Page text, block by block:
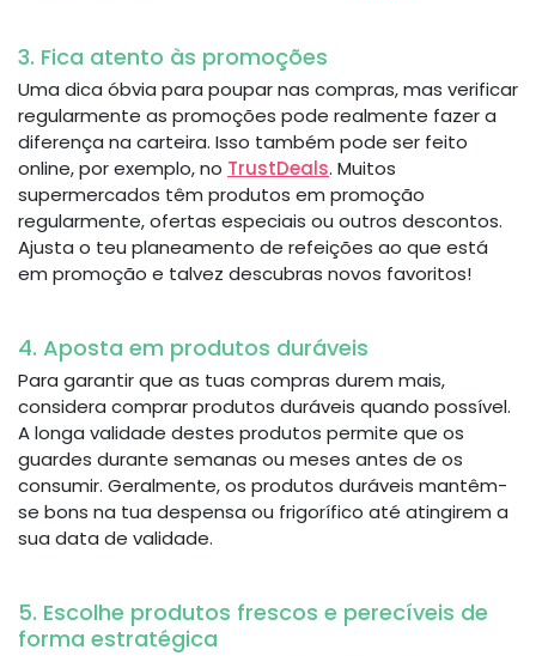
3. Fica atento às promoções
Uma dica óbvia para poupar nas compras, mas verificar
regularmente as promoções pode realmente fazer a
diferença na carteira. Isso também pode ser feito
online, por exemplo, no TrustDeals. Muitos
supermercados têm produtos em promoção
regularmente, ofertas especiais ou outros descontos.
Ajusta o teu planeamento de refeições ao que está
em promoção e talvez descubras novos favoritos!
4. Aposta em produtos duráveis
Para garantir que as tuas compras durem mais,
considera comprar produtos duráveis quando possível.
A longa validade destes produtos permite que os
guardes durante semanas ou meses antes de os
consumir. Geralmente, os produtos duráveis mantêm-
se bons na tua despensa ou frigorífico até atingirem a
sua data de validade.
5. Escolhe produtos frescos e perecíveis de
forma estratégica